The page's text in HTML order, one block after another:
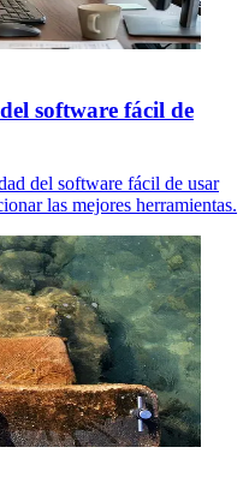
software fácil de
del software fácil de usar
las mejores herramientas.